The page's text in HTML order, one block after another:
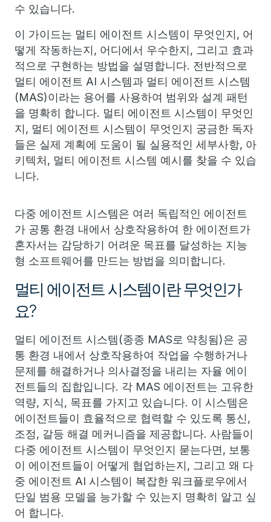
수 있습니다.
이 가이드는 멀티 에이전트 시스템이 무엇인지, 어
떻게 작동하는지, 어디에서 우수한지, 그리고 효과
적으로 구현하는 방법을 설명합니다. 전반적으로
멀티 에이전트 AI 시스템과 멀티 에이전트 시스템
(MAS)이라는 용어를 사용하여 범위와 설계 패턴
을 명확히 합니다. 멀티 에이전트 시스템이 무엇인
지, 멀티 에이전트 시스템이 무엇인지 궁금한 독자
들은 실제 계획에 도움이 될 실용적인 세부사항, 아
키텍처, 멀티 에이전트 시스템 예시를 찾을 수 있습
니다.
다중 에이전트 시스템은 여러 독립적인 에이전트
가 공통 환경 내에서 상호작용하여 한 에이전트가
혼자서는 감당하기 어려운 목표를 달성하는 지능
형 소프트웨어를 만드는 방법을 의미합니다.
멀티 에이전트 시스템이란 무엇인가
요?
멀티 에이전트 시스템(종종 MAS로 약칭됨)은 공
통 환경 내에서 상호작용하여 작업을 수행하거나
문제를 해결하거나 의사결정을 내리는 자율 에이
전트들의 집합입니다. 각 MAS 에이전트는 고유한
역량, 지식, 목표를 가지고 있습니다. 이 시스템은
에이전트들이 효율적으로 협력할 수 있도록 통신,
조정, 갈등 해결 메커니즘을 제공합니다. 사람들이
다중 에이전트 시스템이 무엇인지 묻는다면, 보통
이 에이전트들이 어떻게 협업하는지, 그리고 왜 다
중 에이전트 AI 시스템이 복잡한 워크플로우에서
단일 범용 모델을 능가할 수 있는지 명확히 알고 싶
어 합니다.